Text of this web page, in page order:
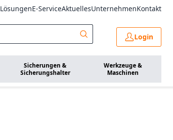
LösungenE-ServiceAktuellesUnternehmenKontakt
Login
Sicherungen &
Sicherungshalter
Werkzeuge &
Maschinen